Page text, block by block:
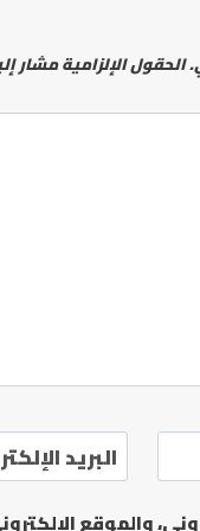
الحقول الإلزامية مشار
البريد
والموقع